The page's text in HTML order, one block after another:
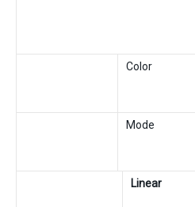
Color
Mode
Linear